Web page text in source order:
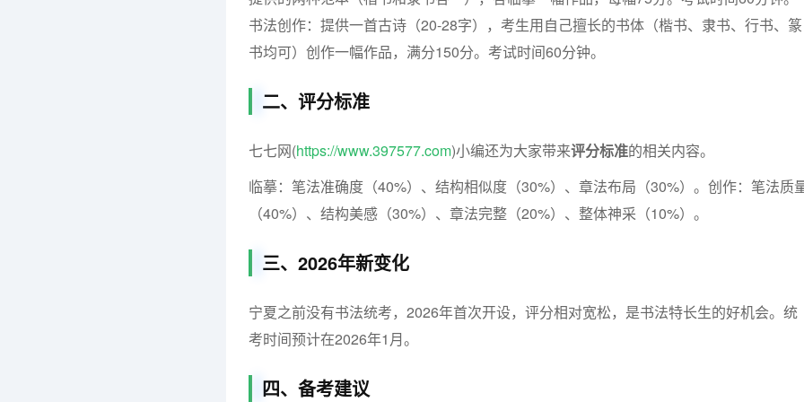
书法创作：提供一首古诗（20-28字），考生用自己擅长的书体（楷书、隶书、行书、篆
书均可）创作一幅作品，满分150分。考试时间60分钟。
二、评分标准
七七网(https://www.397577.com)小编还为大家带来评分标准的相关内容。
临摹：笔法准确度（40%）、结构相似度（30%）、章法布局（30%）。创作：笔法质
（40%）、结构美感（30%）、章法完整（20%）、整体神采（10%）。
三、2026年新变化
宁夏之前没有书法统考，2026年首次开设，评分相对宽松，是书法特长生的好机会。统
考时间预计在2026年1月。
四、备考建议